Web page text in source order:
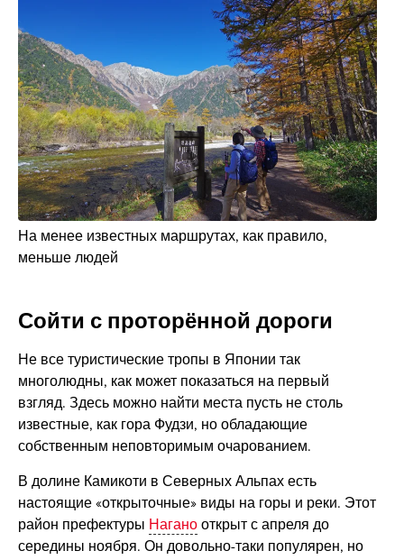
На менее известных маршрутах, как правило,
меньше людей
Сойти с проторённой дороги
Не все туристические тропы в Японии так
многолюдны, как может показаться на первый
взгляд. Здесь можно найти места пусть не столь
известные, как гора Фудзи, но обладающие
собственным неповторимым очарованием.
В долине Камикоти в Северных Альпах есть
настоящие «открыточные» виды на горы и реки. Этот
район префектуры Наганооткрыт с апреля до
середины ноября. Он довольно-таки популярен, но